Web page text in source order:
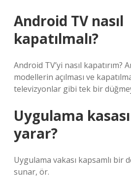
Android TV nasıl
kapatılmalı?
Android TV’yi nasıl kapatırım?
modellerin açılması ve
televizyonlar gibi tek bir
Uygulama
yarar?
Uygulama vakası kapsamlı bir
sunar, ör.